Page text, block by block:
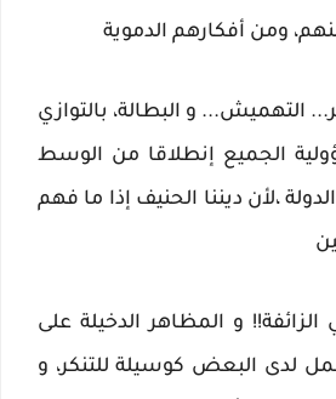
ومن أفكارهم الدموية
التهميش... و البطالة، بالتوازي
الجميع إنطلاقا من الوسط
،لأن ديننا الحنيف إذا ما فهم
و المظاهر الدخيلة على
لدى البعض كوسيلة للتنكر، و